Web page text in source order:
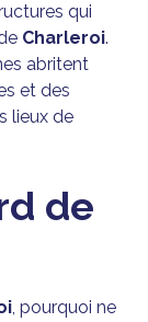
qui
Charleroi.
abritent
et des
lieux de
de
, pourquoi ne